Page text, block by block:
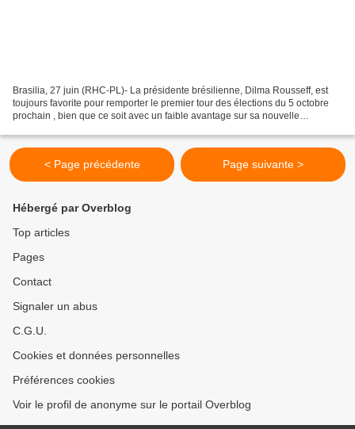
Brasilia, 27 juin (RHC-PL)- La présidente brésilienne, Dilma Rousseff, est
toujours favorite pour remporter le premier tour des élections du 5 octobre
prochain , bien que ce soit avec un faible avantage sur sa nouvelle
< Page précédente Page suivante >
Hébergé par Overblog
Top articles
Pages
Contact
Signaler un abus
C.G.U.
Cookies et données personnelles
Préférences cookies
Voir le profil de anonyme sur le portail Overblog